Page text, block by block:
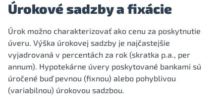
Úrokové sadzby a fixácie
Úrok možno charakterizovať ako cenu za poskytnutie
úveru. Výška úrokovej sadzby je najčastejšie
vyjadrovaná v percentách za rok (skratka p.a., per
annum). Hypotekárne úvery poskytované bankami sú
úročené buď pevnou (fixnou) alebo pohyblivou
(variabilnou) úrokovou sadzbou.